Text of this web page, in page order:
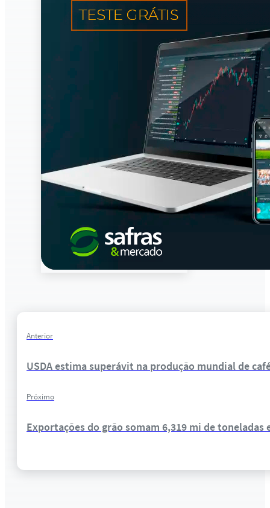
Anterior
USDA estima superávit na produção mundial de
Próximo
Exportações do grão somam 6,319 mi de toneladas